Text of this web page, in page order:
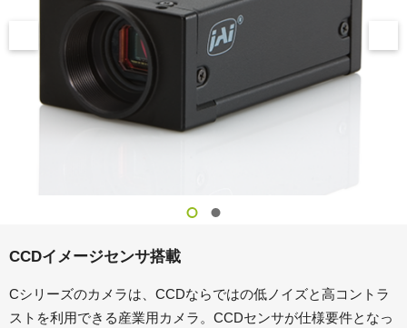
CCDイメージセンサ搭載
Cシリーズのカメラは、CCDならではの低ノイズと高コントラ
ストを利用できる産業用カメラ。CCDセンサが仕様要件となっ